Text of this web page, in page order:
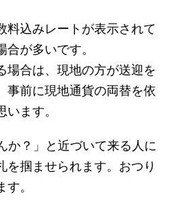
料込みレートが表示されて
が多いです。
場合は、現地の方が送迎を
事前に現地通貨の両替を依
ます。
？」と近づいて来る人に
を掴ませられます。おつり
。